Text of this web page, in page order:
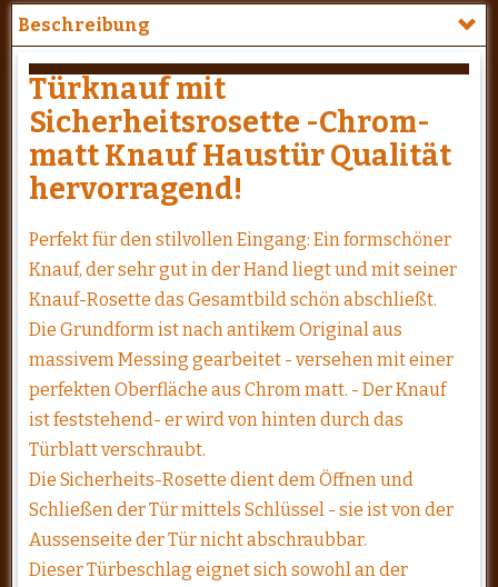
Beschreibung
Türknauf mit
Sicherheitsrosette -Chrom-
matt Knauf Haustür Qualität
hervorragend!
Perfekt für den stilvollen Eingang: Ein formschöner
Knauf, der sehr gut in der Hand liegt und mit seiner
Knauf-Rosette das Gesamtbild schön abschließt.
Die Grundform ist nach antikem Original aus
massivem Messing gearbeitet - versehen mit einer
perfekten Oberfläche aus Chrom matt. - Der Knauf
ist feststehend- er wird von hinten durch das
Türblatt verschraubt.
Die Sicherheits-Rosette dient dem Öffnen und
Schließen der Tür mittels Schlüssel - sie ist von der
Aussenseite der Tür nicht abschraubbar.
Dieser Türbeschlag eignet sich sowohl an der